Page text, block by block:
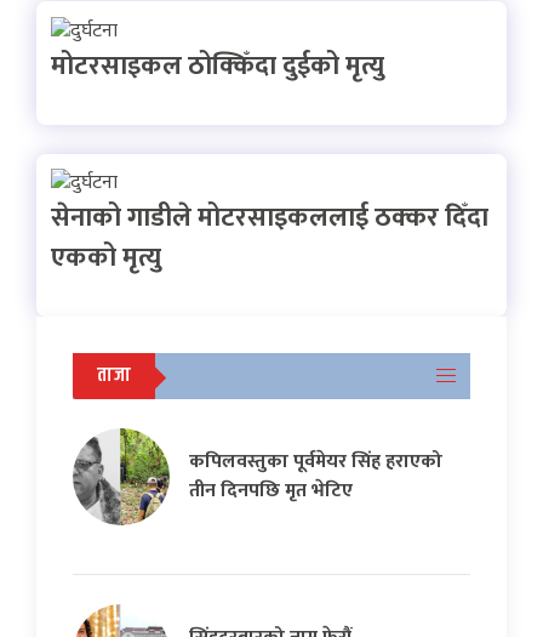
मोटरसाइकल ठोक्किँदा दुईको मृत्यु
सेनाको गाडीले मोटरसाइकललाई ठक्कर दिँदा
एकको मृत्यु
ताजा
कपिलवस्तुका पूर्वमेयर सिंह हराएको
तीन दिनपछि मृत भेटिए